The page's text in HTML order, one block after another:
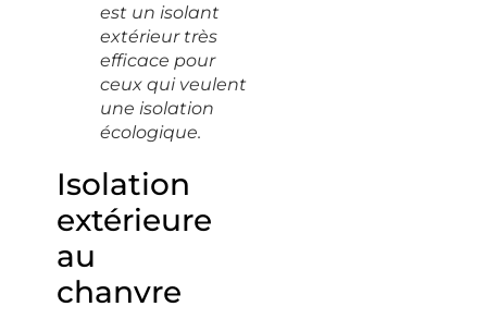
est un isolant
extérieur très
efficace pour
ceux qui veulent
une isolation
écologique.
Isolation
extérieure
au
chanvre